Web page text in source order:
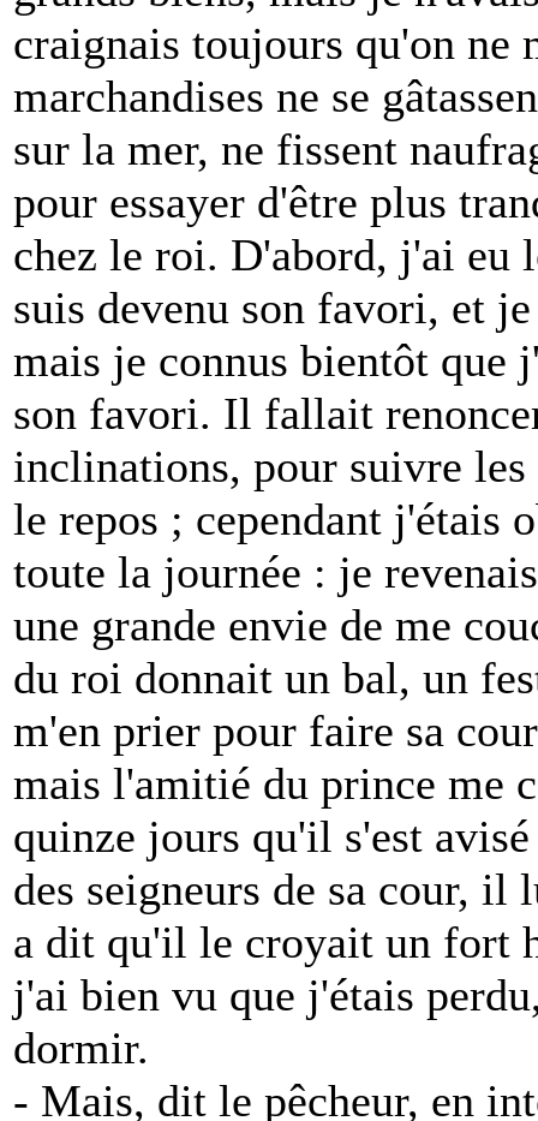
craignais toujours qu'on ne
marchandises ne se
sur la mer, ne fissent
pour essayer d'être plus
chez le roi. D'abord, j'ai eu
suis devenu son favori, et
mais je connus bientôt que
son favori. Il fallait
inclinations, pour suivre
le repos ; cependant j'étais
toute la journée : je
une grande envie de me
du roi donnait un bal, un
m'en prier pour faire sa
mais l'amitié du prince me
quinze jours qu'il s'est
des seigneurs de sa cour, il
a dit qu'il le croyait un fort
j'ai bien vu que j'étais
dormir.
- Mais, dit le pêcheur, en